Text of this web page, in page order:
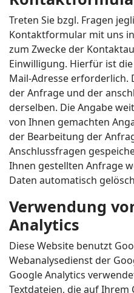
Treten Sie bzgl. Fragen
Kontaktformular mit uns
zum Zwecke der
Einwilligung. Hierfür ist
Mail-Adresse erforderlich.
der Anfrage und der
derselben. Die Angabe
von Ihnen gemachten
der Bearbeitung der
Anschlussfragen
Ihnen gestellten Anfrage
Daten automatisch
Verwendung
Analytics
Diese Website benutzt
Webanalysedienst der
Google Analytics
Textdateien, die auf